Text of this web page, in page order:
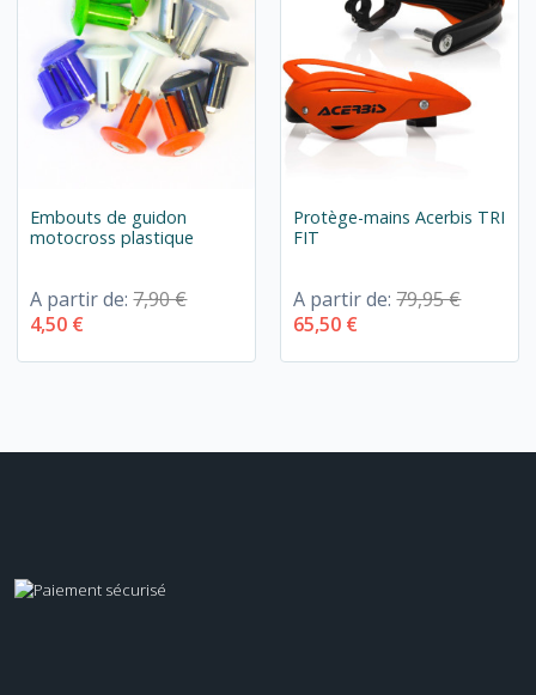
Embouts de guidon
motocross plastique
A partir de:7,90 €
4,50 €
Protège-mains Acerbis TRI
FIT
A partir de:79,95 €
65,50 €